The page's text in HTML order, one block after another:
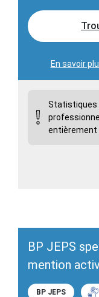
En savoir
Statistiques
entièrement
BP JEPS
mention
BP JEPS